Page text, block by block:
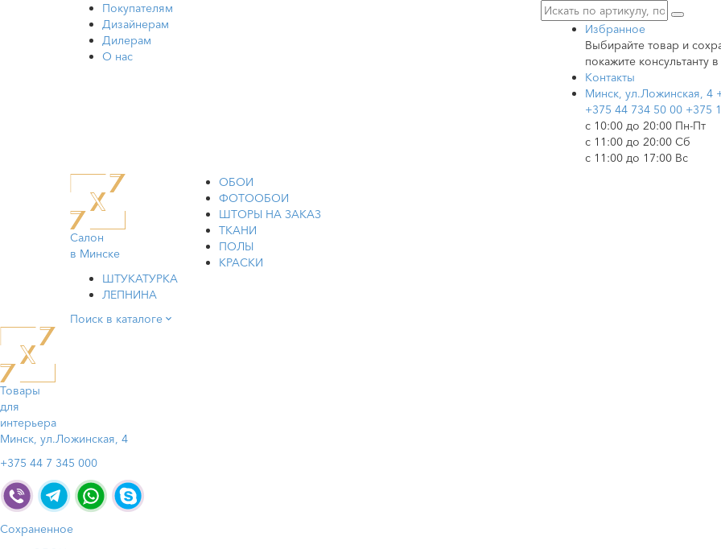
Покупателям
Дизайнерам
Дилерам
О нас
Избранное
Выбирайте товар и
покажите консультанту
Контакты
Минск, ул.Ложинская, 4
+375 44 734 50 00 +375
c 10:00 до 20:00 Пн-Пт
с 11:00 до 20:00 Сб
с 11:00 до 17:00 Вс
Салон
в Минске
ОБОИ
ФОТООБОИ
ШТОРЫ НА ЗАКАЗ
ТКАНИ
ПОЛЫ
КРАСКИ
ШТУКАТУРКА
ЛЕПНИНА
Поиск в каталоге
Товары
для
интерьера
Минск, ул.Ложинская, 4
+375 44 7 345 000
Сохраненное